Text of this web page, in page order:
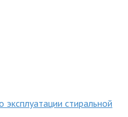
стиральной